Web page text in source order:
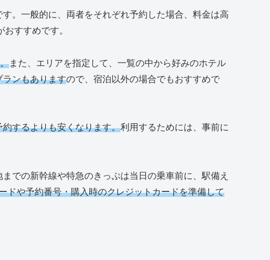
。一般的に、両者をそれぞれ予約した場合、料金は高
おすすめです。
また、エリアを指定して、一覧の中から好みのホテル
ランもありますので、宿泊以外の場合でもおすすめで
するよりも安くなります。利用するためには、事前に
での新幹線や特急のきっぷは当日の乗車前に、駅備え
ドや予約番号・購入時のクレジットカードを準備して